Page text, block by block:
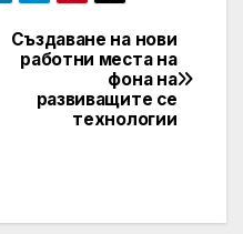
Създаване на нови
работни места на
фона на
развиващите се
технологии